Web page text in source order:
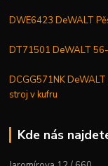
DWE6423 DeWALT
DT71501 DeWALT
DCGG571NK
stroj v kufru
Kde nás